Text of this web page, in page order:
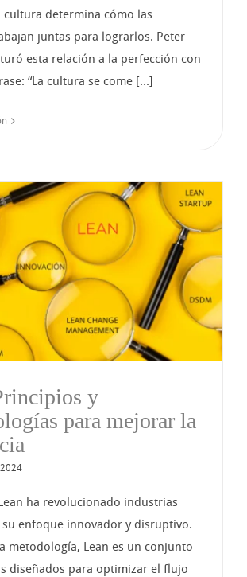
cultura determina cómo las
juntas para lograrlos. Peter
esta relación a la perfección con
“La cultura se come [...]
y
para mejorar la
ha revolucionado industrias
su enfoque innovador y disruptivo.
metodología, Lean es un conjunto
diseñados para optimizar el flujo